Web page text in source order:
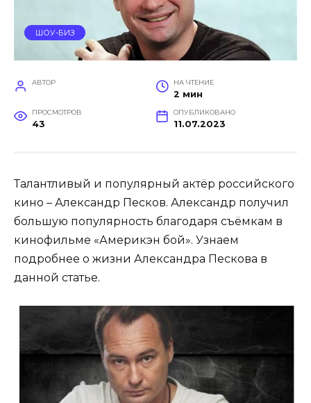
ШОУ-БИЗ
АВТОР НА ЧТЕНИЕ
2 мин
ПРОСМОТРОВ
43
ОПУБЛИКОВАНО
11.07.2023
Талантливый и популярный актёр российского
кино – Александр Песков. Александр получил
большую популярность благодаря съёмкам в
кинофильме «Америкэн бой». Узнаем
подробнее о жизни Александра Пескова в
данной статье.